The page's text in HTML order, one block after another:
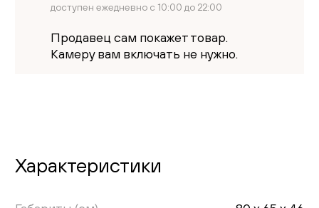
доступен ежедневно с 10:00 до 22:00
Продавец сам покажет товар.
Камеру вам включать не нужно.
Характеристики